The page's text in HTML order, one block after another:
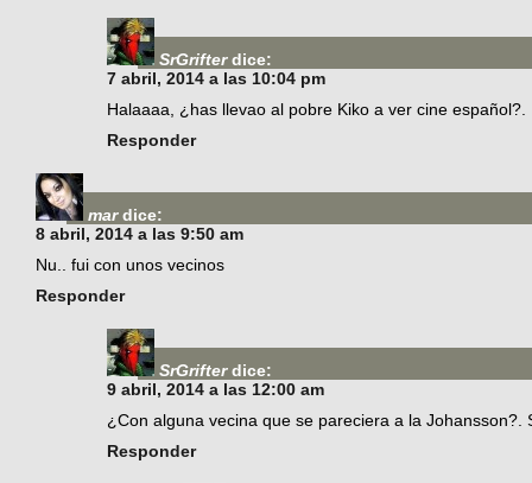
SrGrifter dice:
7 abril, 2014 a las 10:04 pm
Halaaaa, ¿has llevao al pobre Kiko a ver cine español?.
Responder
mar dice:
8 abril, 2014 a las 9:50 am
Nu.. fui con unos vecinos
Responder
SrGrifter dice:
9 abril, 2014 a las 12:00 am
¿Con alguna vecina que se pareciera a la
Responder